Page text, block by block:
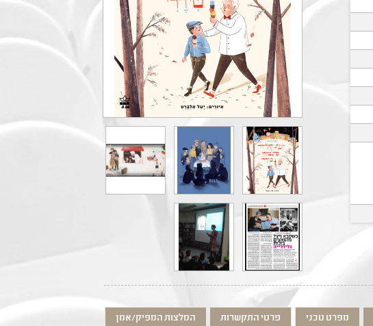
מפרט טכני פרטי התקשרות המלצות המפיק/אמן